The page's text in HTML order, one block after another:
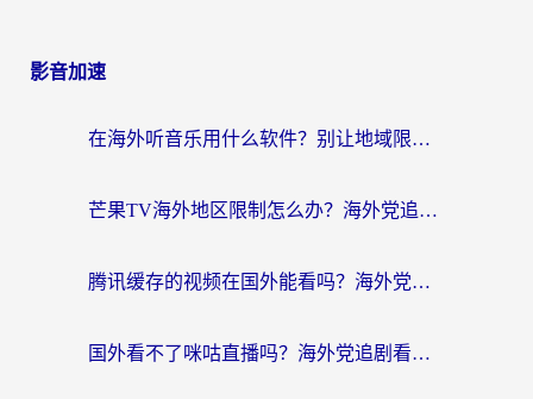
影音加速
在海外听音乐用什么软件？别让地域限制断了你的华语歌单
芒果TV海外地区限制怎么办？海外党追剧看片的实用加速器选择指南
腾讯缓存的视频在国外能看吗？海外党追剧看片的终极解决方案
国外看不了咪咕直播吗？海外党追剧看片的加速器选择指南